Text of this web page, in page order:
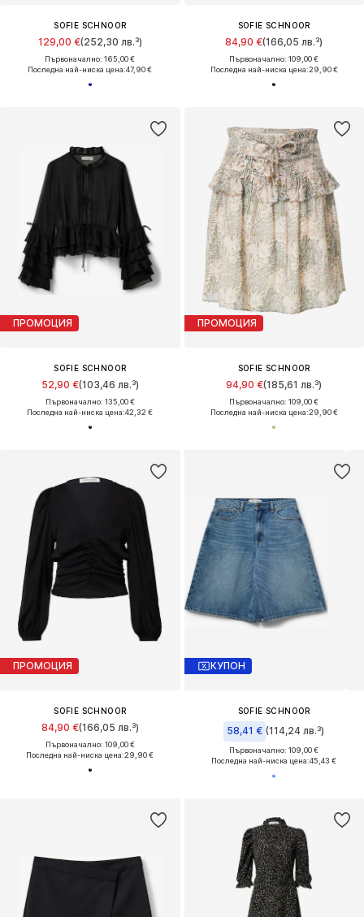
SOFIE SCHNOOR
129,00 €(252,30 лв.³)
Първоначално: 165,00 €
Последна най-ниска цена:47,90 €
SOFIE SCHNOOR
84,90 €(166,05 лв.³)
Първоначално: 109,00 €
Последна най-ниска цена:29,90 €
ПРОМОЦИЯ
SOFIE SCHNOOR
52,90 €(103,46 лв.³)
Първоначално: 135,00 €
Последна най-ниска цена:42,32 €
ПРОМОЦИЯ
SOFIE SCHNOOR
94,90 €(185,61 лв.³)
Първоначално: 109,00 €
Последна най-ниска цена:29,90 €
ПРОМОЦИЯ
SOFIE SCHNOOR
84,90 €(166,05 лв.³)
Първоначално: 109,00 €
Последна най-ниска цена:29,90 €
КУПОН
SOFIE SCHNOOR
58,41 € (114,24 лв.³)
Първоначално: 109,00 €
Последна най-ниска цена:45,43 €